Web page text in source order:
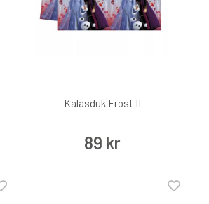
Kalasduk Frost II
89 kr